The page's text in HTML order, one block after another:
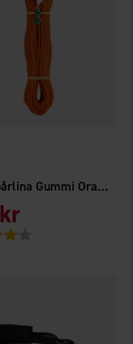
Alac Spårlina Gummi Orange 15 m